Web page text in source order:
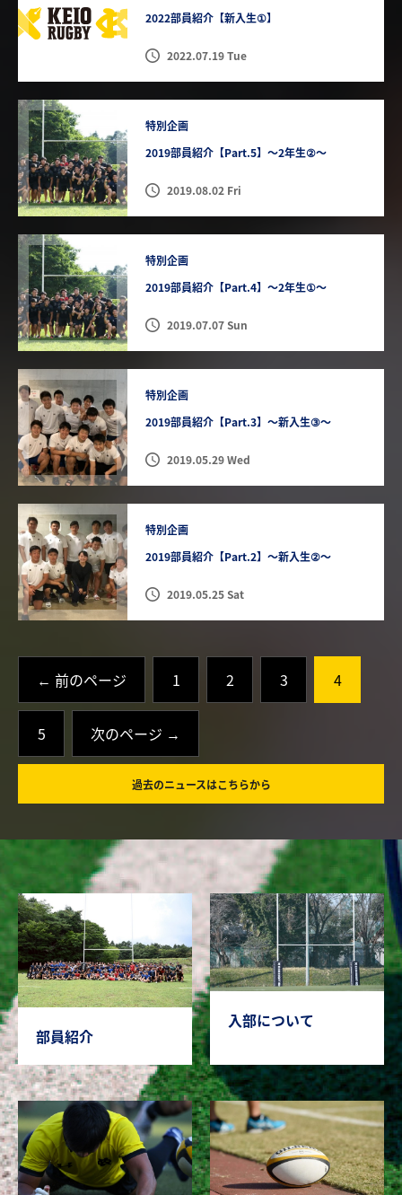
2022部員紹介【新入生①】
2022.07.19 Tue
特別企画
2019部員紹介【Part.5】〜2年生②〜
2019.08.02 Fri
特別企画
2019部員紹介【Part.4】〜2年生①〜
2019.07.07 Sun
特別企画
2019部員紹介【Part.3】〜新入生③〜
2019.05.29 Wed
特別企画
2019部員紹介【Part.2】〜新入生②〜
2019.05.25 Sat
← 前のページ 1 2 3 4
5 次のページ →
過去のニュースはこちらから
部員紹介
入部について